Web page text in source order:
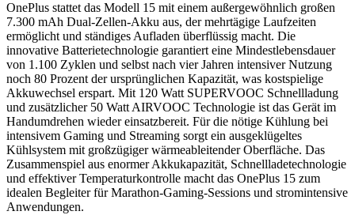
OnePlus stattet das Modell 15 mit einem außergewöhnlich großen
7.300 mAh Dual-Zellen-Akku aus, der mehrtägige Laufzeiten
ermöglicht und ständiges Aufladen überflüssig macht. Die
innovative Batterietechnologie garantiert eine Mindestlebensdauer
von 1.100 Zyklen und selbst nach vier Jahren intensiver Nutzung
noch 80 Prozent der ursprünglichen Kapazität, was kostspielige
Akkuwechsel erspart. Mit 120 Watt SUPERVOOC Schnellladung
und zusätzlicher 50 Watt AIRVOOC Technologie ist das Gerät im
Handumdrehen wieder einsatzbereit. Für die nötige Kühlung bei
intensivem Gaming und Streaming sorgt ein ausgeklügeltes
Kühlsystem mit großzügiger wärmeableitender Oberfläche. Das
Zusammenspiel aus enormer Akkukapazität, Schnellladetechnologie
und effektiver Temperaturkontrolle macht das OnePlus 15 zum
idealen Begleiter für Marathon-Gaming-Sessions und stromintensive
Anwendungen.